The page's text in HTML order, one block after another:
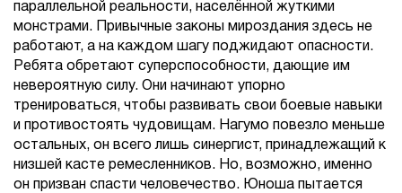
параллельной реальности, населённой жуткими
монстрами. Привычные законы мироздания здесь не
работают, а на каждом шагу поджидают опасности.
Ребята обретают суперспособности, дающие им
невероятную силу. Они начинают упорно
тренироваться, чтобы развивать свои боевые навыки
и противостоять чудовищам. Нагумо повезло меньше
остальных, он всего лишь синергист, принадлежащий к
низшей касте ремесленников. Но, возможно, именно
он призван спасти человечество. Юноша пытается